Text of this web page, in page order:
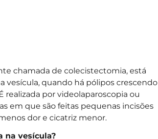
chamada de colecistectomia, está
vesícula, quando há pólipos crescendo
por videolaparoscopia ou
em que são feitas pequenas incisões
dor e cicatriz menor.
na vesícula?